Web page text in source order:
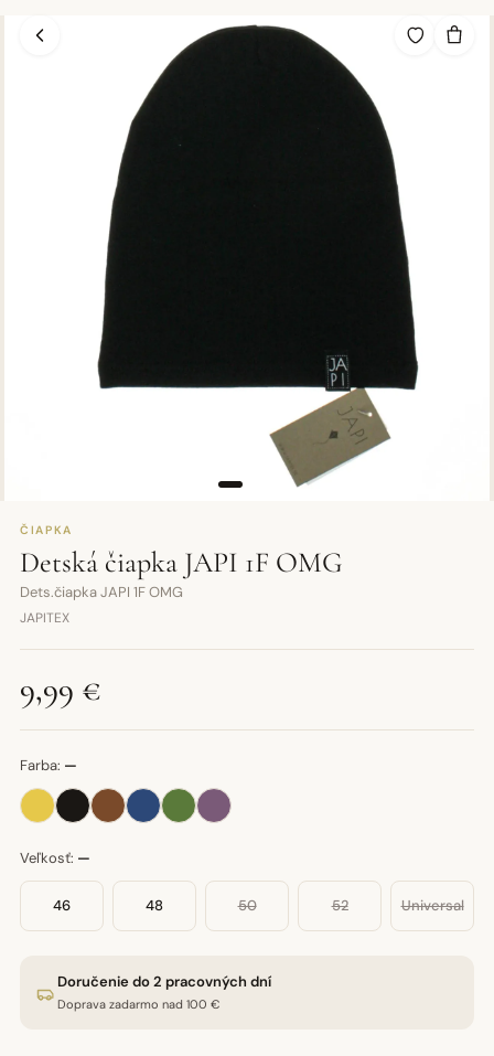
ČIAPKA
Detská čiapka JAPI 1F OMG
Dets.čiapka JAPI 1F OMG
JAPITEX
9,99 €
Farba: —
Veľkosť: —
46 48 50 52 Universal
Doručenie do 2 pracovných dní
Doprava zadarmo nad 100 €